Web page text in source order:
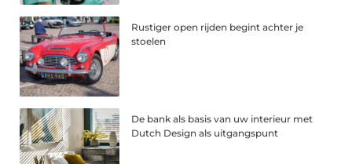
Rustiger open rijden begint achter je
stoelen
De bank als basis van uw interieur met
Dutch Design als uitgangspunt